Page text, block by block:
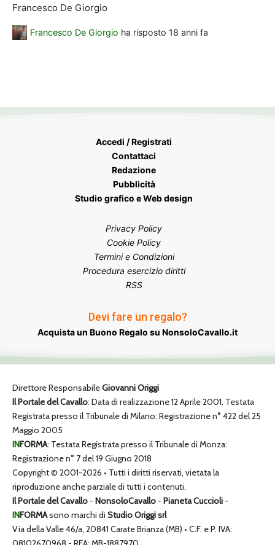
Francesco De Giorgio
Francesco De Giorgio ha risposto 18 anni fa
Accedi / Registrati
Contattaci
Redazione
Pubblicità
Studio grafico e Web design
Privacy Policy
Cookie Policy
Termini e Condizioni
Procedura esercizio diritti
RSS
Devi fare un regalo?
Acquista un Buono Regalo su NonsoloCavallo.it
Direttore ResponsabileGiovanni Origgi
Il Portale del Cavallo: Data di realizzazione 12 Aprile 2001. Testata
Registrata presso il Tribunale di Milano: Registrazione n° 422 del 25
Maggio 2005
INFORMA: Testata Registrata presso il Tribunale di Monza:
Registrazione n° 7 del 19 Giugno 2018
Copyright © 2001-2026 • Tutti i diritti riservati, vietata la
riproduzione anche parziale di tutti i contenuti.
Il Portale del Cavallo - NonsoloCavallo - Pianeta Cuccioli -
INFORMAsono marchi di Studio Origgi srl
Via della Valle 46/a, 20841 Carate Brianza (MB) • C.F. e P. IVA: